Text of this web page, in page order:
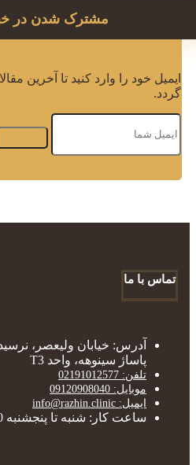
مشترک شدن در
ایمیل خود را وارد کنید تا آخرین
گردد.
تماس با ما
آدرس: خیابان ولیعصر،
پاساژ سینوهه، واحد T3
تلفن: 02191012577
موبایل: 09120908040
ایمیل: info@razhin.clinic
ساعت کار: شنبه تا پنجشنبه 10 تا 19